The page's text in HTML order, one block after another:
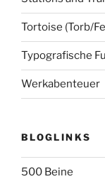
Tortoise (Torb/
Typografische
Werkabenteuer
BLOGLINKS
500 Beine